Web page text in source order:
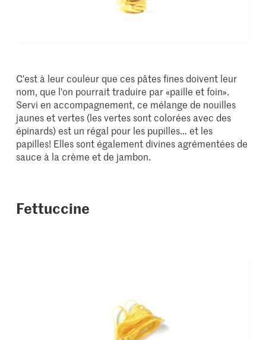
C'est à leur couleur que ces pâtes fines doivent leur
nom, que l'on pourrait traduire par «paille et foin».
Servi en accompagnement, ce mélange de nouilles
jaunes et vertes (les vertes sont colorées avec des
épinards) est un régal pour les pupilles… et les
papilles! Elles sont également divines agrémentées de
sauce à la crème et de jambon.
Fettuccine